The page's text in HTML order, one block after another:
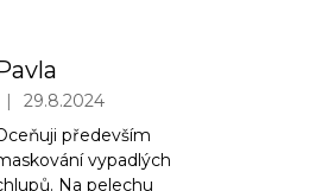
Hodnocení obchodu je 5 z 5 hvězdiček.
|
29.8.2024
především
vypadlých
Na pelechu